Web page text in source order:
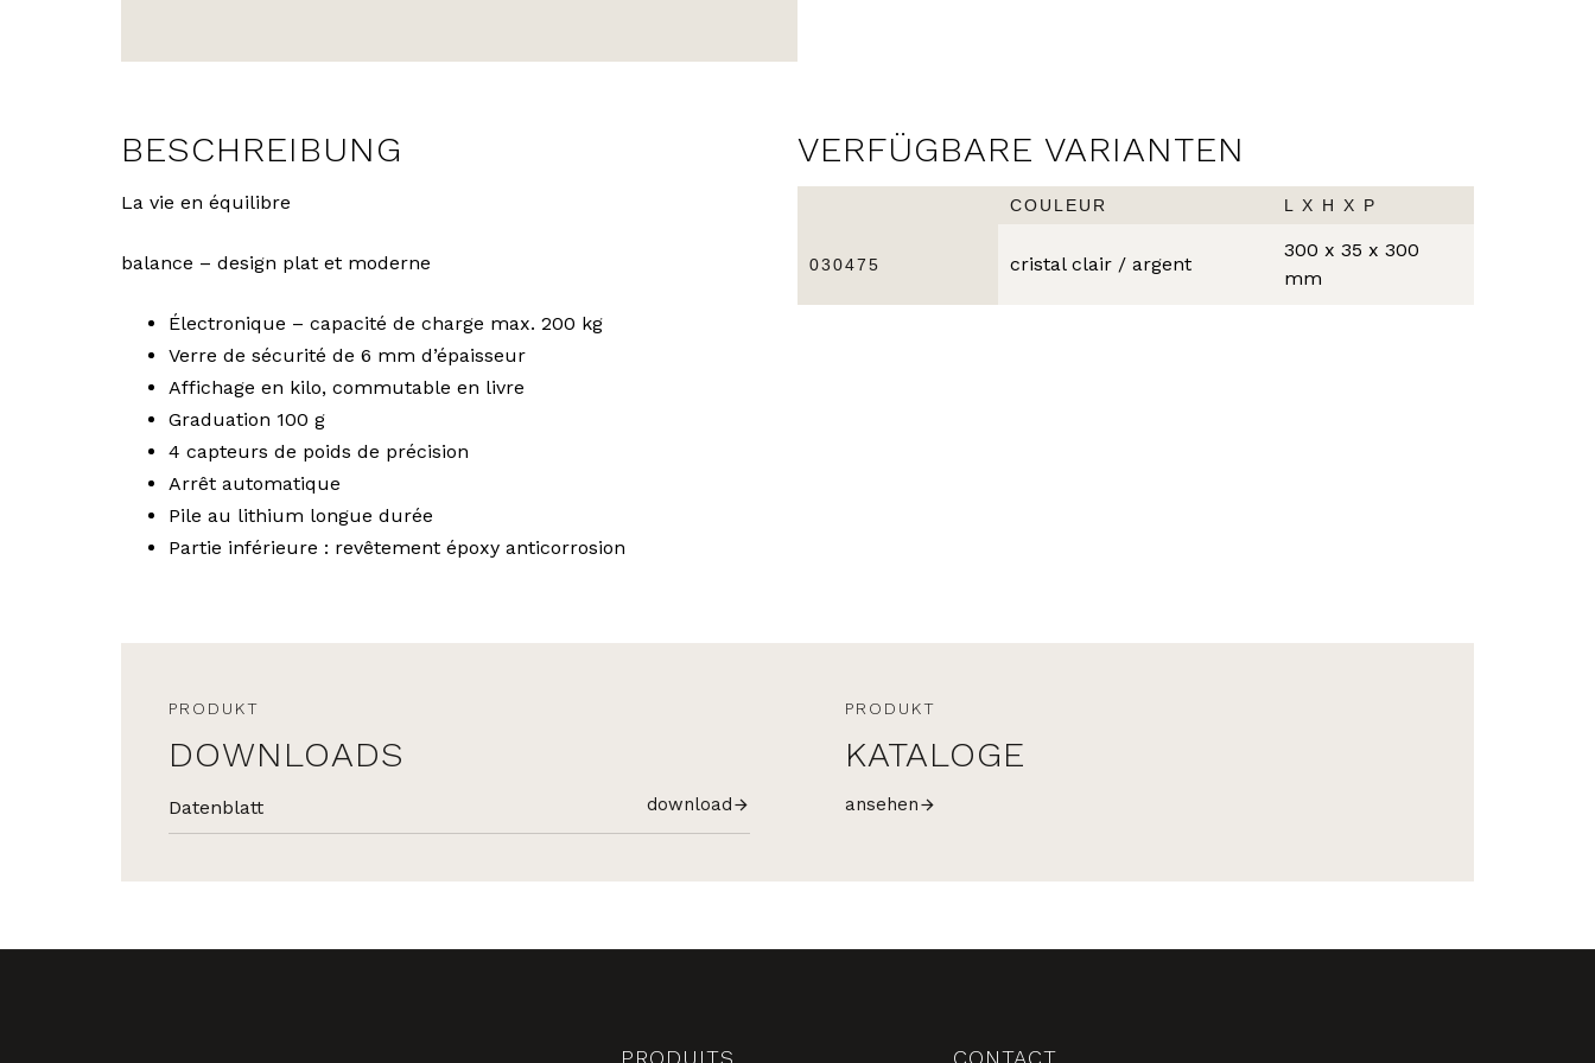
BESCHREIBUNG
La vie en équilibre
balance – design plat et moderne
Électronique – capacité de charge max. 200 kg
Verre de sécurité de 6 mm d’épaisseur
Affichage en kilo, commutable en livre
Graduation 100 g
4 capteurs de poids de précision
Arrêt automatique
Pile au lithium longue durée
Partie inférieure : revêtement époxy anticorrosion
VERFÜGBARE VARIANTEN
COULEUR L X H X P
030475 cristal clair / argent
300 x 35 x 300
mm
PRODUKT
DOWNLOADS
Datenblatt download
PRODUKT
KATALOGE
ansehen
PRODUITS CONTACT